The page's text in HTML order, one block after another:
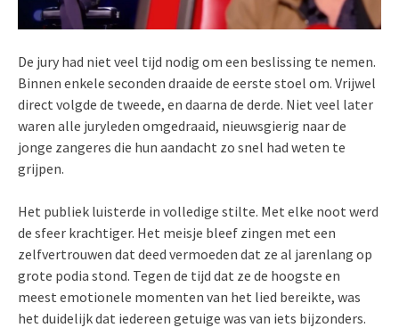
De jury had niet veel tijd nodig om een beslissing te nemen.
Binnen enkele seconden draaide de eerste stoel om. Vrijwel
direct volgde de tweede, en daarna de derde. Niet veel later
waren alle juryleden omgedraaid, nieuwsgierig naar de
jonge zangeres die hun aandacht zo snel had weten te
grijpen.
Het publiek luisterde in volledige stilte. Met elke noot werd
de sfeer krachtiger. Het meisje bleef zingen met een
zelfvertrouwen dat deed vermoeden dat ze al jarenlang op
grote podia stond. Tegen de tijd dat ze de hoogste en
meest emotionele momenten van het lied bereikte, was
het duidelijk dat iedereen getuige was van iets bijzonders.